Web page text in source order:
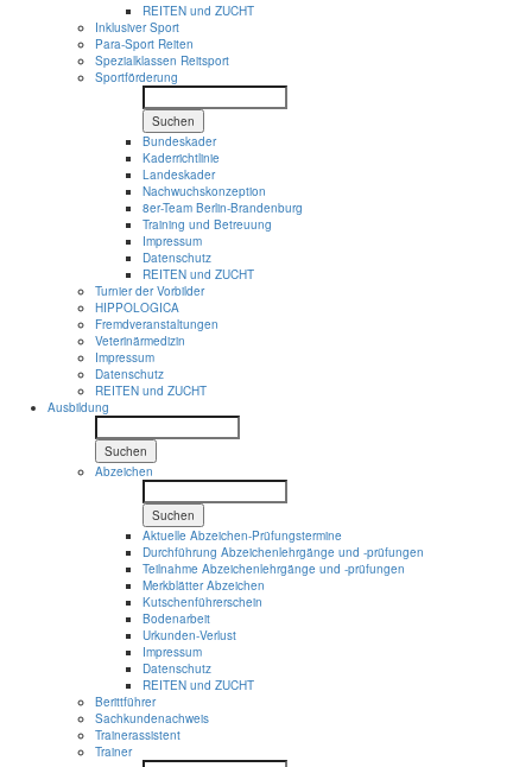
REITEN und ZUCHT
Inklusiver Sport
Para-Sport Reiten
Spezialklassen Reitsport
Sportförderung
Suchen
Bundeskader
Kaderrichtlinie
Landeskader
Nachwuchskonzeption
8er-Team Berlin-Brandenburg
Training und Betreuung
Impressum
Datenschutz
REITEN und ZUCHT
Turnier der Vorbilder
HIPPOLOGICA
Fremdveranstaltungen
Veterinärmedizin
Impressum
Datenschutz
REITEN und ZUCHT
Ausbildung
Suchen
Abzeichen
Suchen
Aktuelle Abzeichen-Prüfungstermine
Durchführung Abzeichenlehrgänge und -prüfungen
Teilnahme Abzeichenlehrgänge und -prüfungen
Merkblätter Abzeichen
Kutschenführerschein
Bodenarbeit
Urkunden-Verlust
Impressum
Datenschutz
REITEN und ZUCHT
Berittführer
Sachkundenachweis
Trainerassistent
Trainer